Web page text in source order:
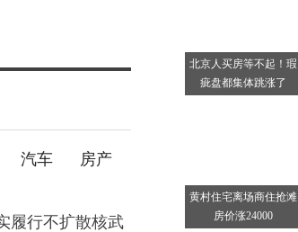
汽车 房产
履行不扩散核武
北京人买房等不起！瑕
疵盘都集体跳涨了
黄村住宅离场商住抢滩
房价涨24000